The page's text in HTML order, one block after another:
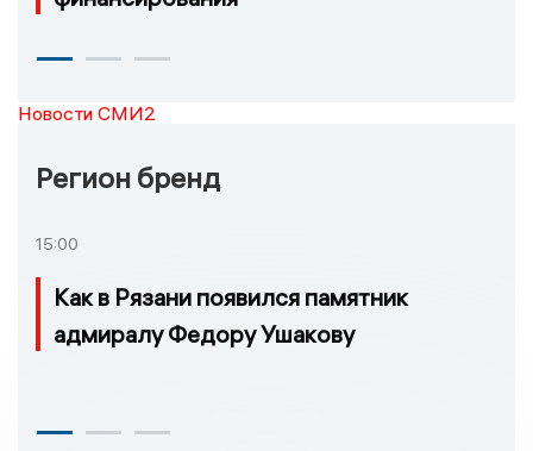
Новости СМИ2
Регион бренд
15:00
Как в Рязани появился памятник
адмиралу Федору Ушакову